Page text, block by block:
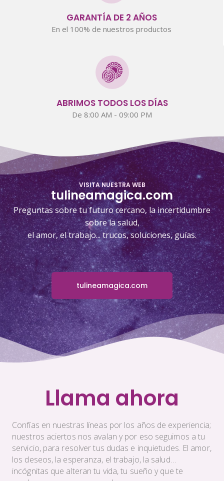
GARANTÍA DE 2 AÑOS
En el 100% de nuestros productos
ABRIMOS TODOS LOS DÍAS
De 8:00 AM - 09:00 PM
VISITA NUESTRA WEB
tulineamagica.com
Preguntas sobre tu futuro cercano, la incertidumbre
sobre la salud,
el amor, el trabajo... trucos, soluciones, guías.
tulineamagica.com
Llama ahora
Confías en nuestras líneas por los años de experiencia;
nuestros aciertos nos avalan y por eso seguimos a tu
servicio, para resolver tus dudas e inquietudes. El amor,
los deseos, la esperanza, el trabajo, la salud…
incógnitas que alteran tu vida, tu sueño y que te